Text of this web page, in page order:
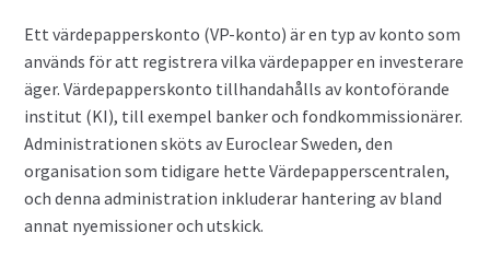
Ett värdepapperskonto (VP-konto) är en typ av konto som
används för att registrera vilka värdepapper en investerare
äger. Värdepapperskonto tillhandahålls av kontoförande
institut (KI), till exempel banker och fondkommissionärer.
Administrationen sköts av Euroclear Sweden, den
organisation som tidigare hette Värdepapperscentralen,
och denna administration inkluderar hantering av bland
annat nyemissioner och utskick.